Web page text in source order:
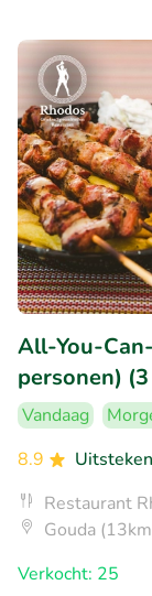
All-You-
personen)
Vandaag
8.9
Restaurant
Gouda
Verkocht: 25